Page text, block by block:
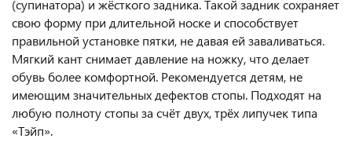
(супинатора) и жёсткого задника. Такой задник сохраняет
свою форму при длительной носке и способствует
правильной установке пятки, не давая ей заваливаться.
Мягкий кант снимает давление на ножку, что делает
обувь более комфортной. Рекомендуется детям, не
имеющим значительных дефектов стопы. Подходят на
любую полноту стопы за счёт двух, трёх липучек типа
«Тэйп».